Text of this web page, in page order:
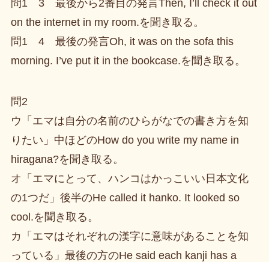
問1 3 最後から2番目の発言Then, I’ll check it out
on the internet in my room.を聞き取る。
問1 4 最後の発言Oh, it was on the sofa this
morning. I’ve put it in the bookcase.を聞き取る。
問2
ウ「エマは自分の名前のひらがなでの書き方を知
りたい」中ほどのHow do you write my name in
hiragana?を聞き取る。
オ「エマにとって、ハンコはかっこいい日本文化
の1つだ」後半のHe called it hanko. It looked so
cool.を聞き取る。
カ「エマはそれぞれの漢字に意味があることを知
っている」最後の方のHe said each kanji has a